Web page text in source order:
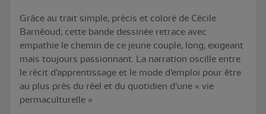
Grâce au trait simple, précis et coloré de Cécile
Barnéoud, cette bande dessinée retrace avec
empathie le chemin de ce jeune couple, long, exigeant
mais toujours passionnant. La narration oscille entre
le récit d’apprentissage et le mode d’emploi pour être
au plus près du réel et du quotidien d’une « vie
permaculturelle »